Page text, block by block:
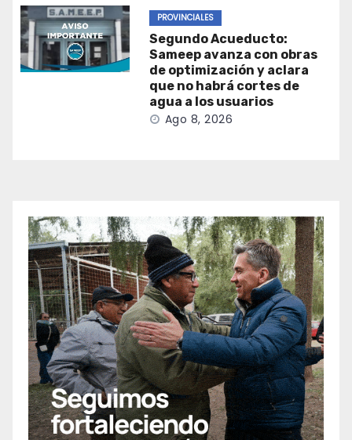
PROVINCIALES
Segundo Acueducto:
Sameep avanza con obras
de optimización y aclara
que no habrá cortes de
agua a los usuarios
Ago 8, 2026